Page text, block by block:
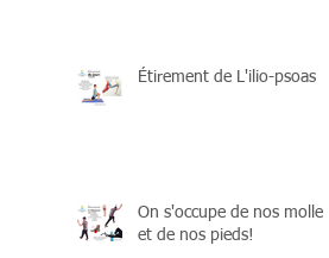
Étirement de L'ilio-psoas
On s'occupe de nos mollets
et de nos pieds!